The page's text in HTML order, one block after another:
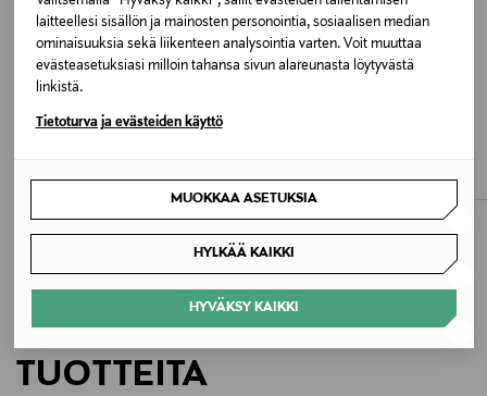
laitteellesi sisällön ja mainosten personointia, sosiaalisen median
ominaisuuksia sekä liikenteen analysointia varten. Voit muuttaa
evästeasetuksiasi milloin tahansa sivun alareunasta löytyvästä
linkistä.
Tietoturva ja evästeiden käyttö
MUOKKAA ASETUKSIA
HYLKÄÄ KAIKKI
HYVÄKSY KAIKKI
Valmistajan tuotenumero
50565425
Valmistaja
Valmistajan osoite
Holy-Allee 3, 72555 Metzingen, Germany
ETUKUPONKITUOTE
Original Price
160,00 €
Original Price
325,00 €
LISÄÄ KIINNOSTAVIA
TUOTTEITA